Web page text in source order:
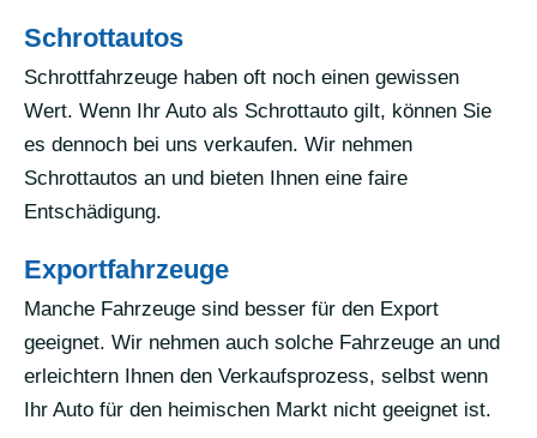
Schrottautos
Schrottfahrzeuge haben oft noch einen gewissen
Wert. Wenn Ihr Auto als Schrottauto gilt, können Sie
es dennoch bei uns verkaufen. Wir nehmen
Schrottautos an und bieten Ihnen eine faire
Entschädigung.
Exportfahrzeuge
Manche Fahrzeuge sind besser für den Export
geeignet. Wir nehmen auch solche Fahrzeuge an und
erleichtern Ihnen den Verkaufsprozess, selbst wenn
Ihr Auto für den heimischen Markt nicht geeignet ist.